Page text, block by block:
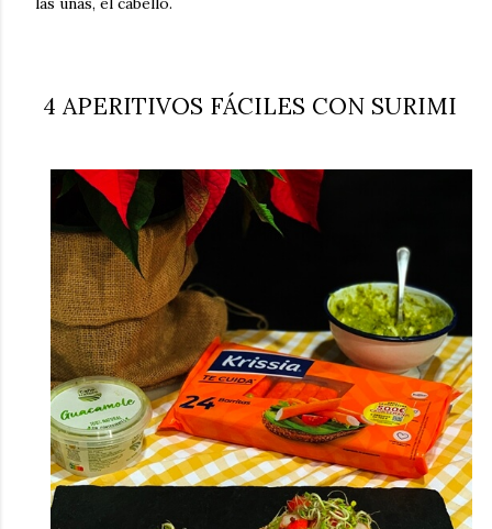
4 APERITIVOS FÁCILES CON SURIMI